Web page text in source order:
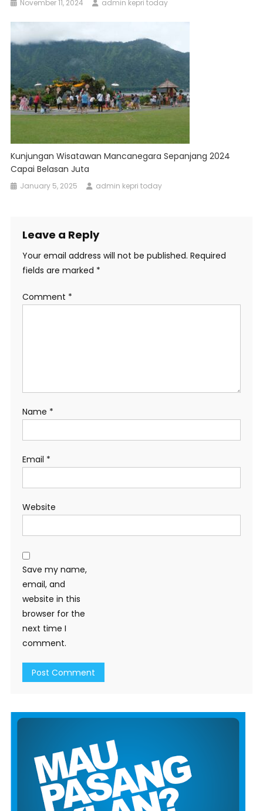
November 11, 2024 admin kepri today
Kunjungan Wisatawan Mancanegara Sepanjang 2024
Capai Belasan Juta
January 5, 2025 admin kepri today
Leave a Reply
Your email address will not be published. Required
fields are marked *
Comment *
Name *
Email *
Website
Save my name,
email, and
website in this
browser for the
next time I
comment.